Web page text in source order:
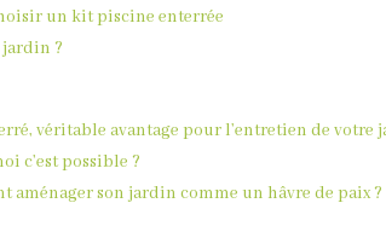
un kit piscine enterrée
jardin ?
véritable avantage pour l’entretien de votre
c’est possible ?
aménager son jardin comme un hâvre de paix ?